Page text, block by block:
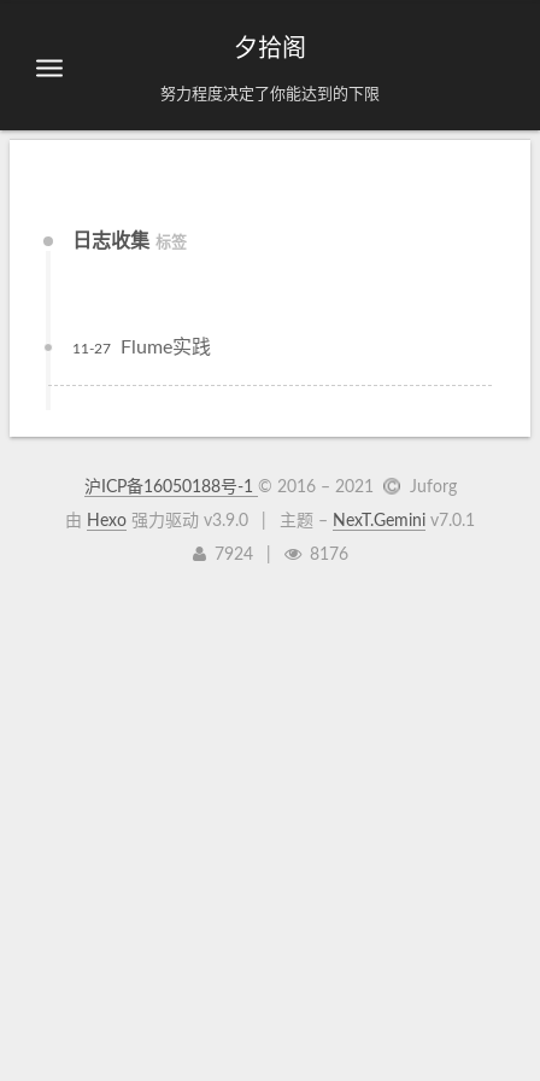
夕拾阁
努力程度决定了你能达到的下限
日志收集 标签
Flume实践
11-27
沪ICP备16050188号-1 © 2016 – 2021
Juforg
由 Hexo 强力驱动 v3.9.0 主题 – NexT.Gemini v7.0.1
7924
8176